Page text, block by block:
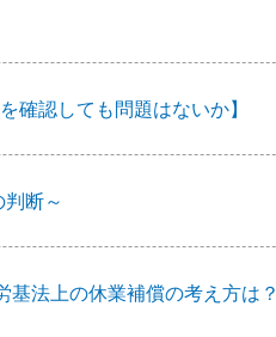
確認しても問題はないか】
断～
法上の休業補償の考え方は？